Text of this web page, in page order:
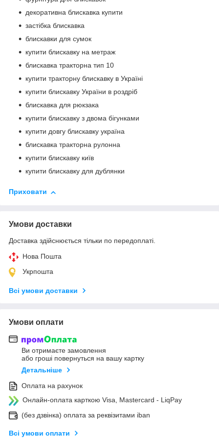
декоративна блискавка купити
застібка блискавка
блискавки для сумок
купити блискавку на метраж
блискавка тракторна тип 10
купити тракторну блискавку в Україні
купити блискавку України в роздріб
блискавка для рюкзака
купити блискавку з двома бігунками
купити довгу блискавку україна
блискавка тракторна рулонна
купити блискавку київ
купити блискавку для дублянки
Приховати
Умови доставки
Доставка здійснюється тільки по передоплаті.
Нова Пошта
Укрпошта
Всі умови доставки
Умови оплати
Ви отримаєте замовлення
або гроші повернуться на вашу картку
Детальніше
Оплата на рахунок
Онлайн-оплата карткою Visa, Mastercard - LiqPay
(без дзвінка) оплата за реквізитами iban
Всі умови оплати